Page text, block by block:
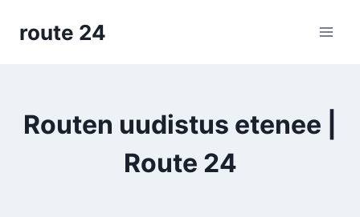
sisältöön
route 24
Routen uudistus etenee |
Route 24